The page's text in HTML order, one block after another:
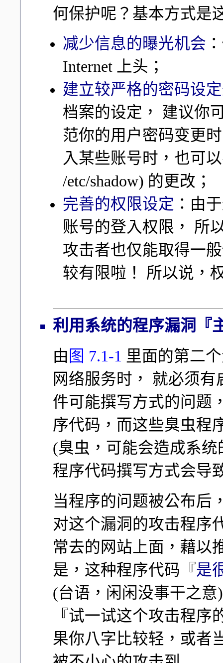
何保护呢？基本方式是
减少信息的曝光机会
Internet 上头；
建立较严格的密码设
档案的设定， 建议你
范你的用户密码变更
入某些账号时，也可
/etc/shadow) 的更改；
完善的权限设定 ：由
账号的登入权限， 所
攻击者也仅能取得一
较有限啦！ 所以说，
利用系统的程序漏洞『
由 图 7.1-1 里面的第二
网络服务时， 就必须
件可能撰写方式的问题
序代码，而这些臭虫程
(臭虫，可能会造成系统
程序代码撰写方式会导
当程序的问题被公布后
对这个漏洞的攻击程序
常去的网站上面，藉以
是，这种程序代码『是
(台语，闲闲没事干之
『试一试这个攻击程
果你八字比较轻，或者